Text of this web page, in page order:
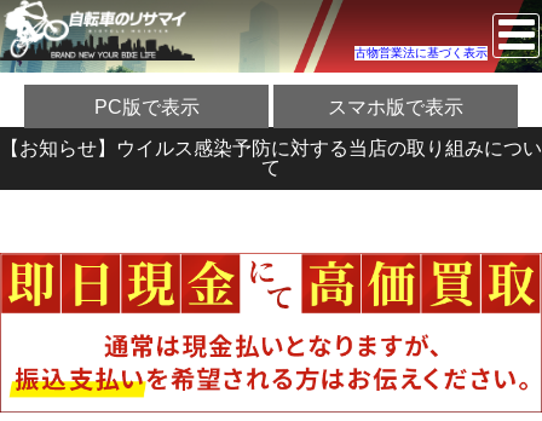
古物営業法に基づく表示
PC版で表示 スマホ版で表示
【お知らせ】ウイルス感染予防に対する当店の取り組みについ
て